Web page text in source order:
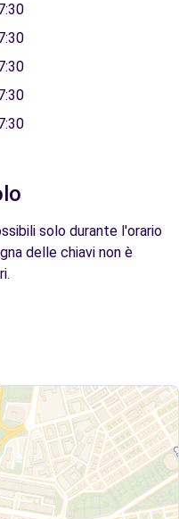
solo durante l'orario
delle chiavi non è